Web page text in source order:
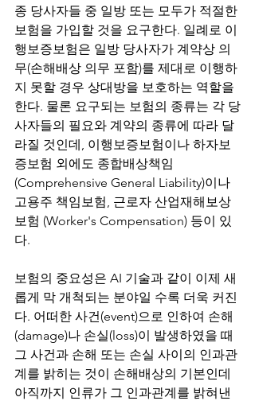
종 당사자들 중 일방 또는 모두가 적절한
보험을 가입할 것을 요구한다. 일례로 이
행보증보험은 일방 당사자가 계약상 의
무(손해배상 의무 포함)를 제대로 이행하
지 못할 경우 상대방을 보호하는 역할을
한다. 물론 요구되는 보험의 종류는 각 당
사자들의 필요와 계약의 종류에 따라 달
라질 것인데, 이행보증보험이나 하자보
증보험 외에도 종합배상책임
(Comprehensive General Liability)이나
고용주 책임보험, 근로자 산업재해보상
보험 (Worker's Compensation) 등이 있
다.
보험의 중요성은 AI 기술과 같이 이제 새
롭게 막 개척되는 분야일 수록 더욱 커진
다. 어떠한 사건(event)으로 인하여 손해
(damage)나 손실(loss)이 발생하였을 때
그 사건과 손해 또는 손실 사이의 인과관
계를 밝히는 것이 손해배상의 기본인데
아직까지 인류가 그 인과관계를 밝혀낸